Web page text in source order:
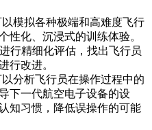
模拟各种极端和高难度飞行
性化、沉浸式的训练体验。
行精细化评估，找出飞行员
行改进。
分析飞行员在操作过程中的
下一代航空电子设备的设
知习惯，降低误操作的可能